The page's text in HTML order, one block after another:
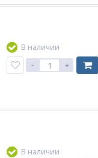
В наличии
- +
В наличии